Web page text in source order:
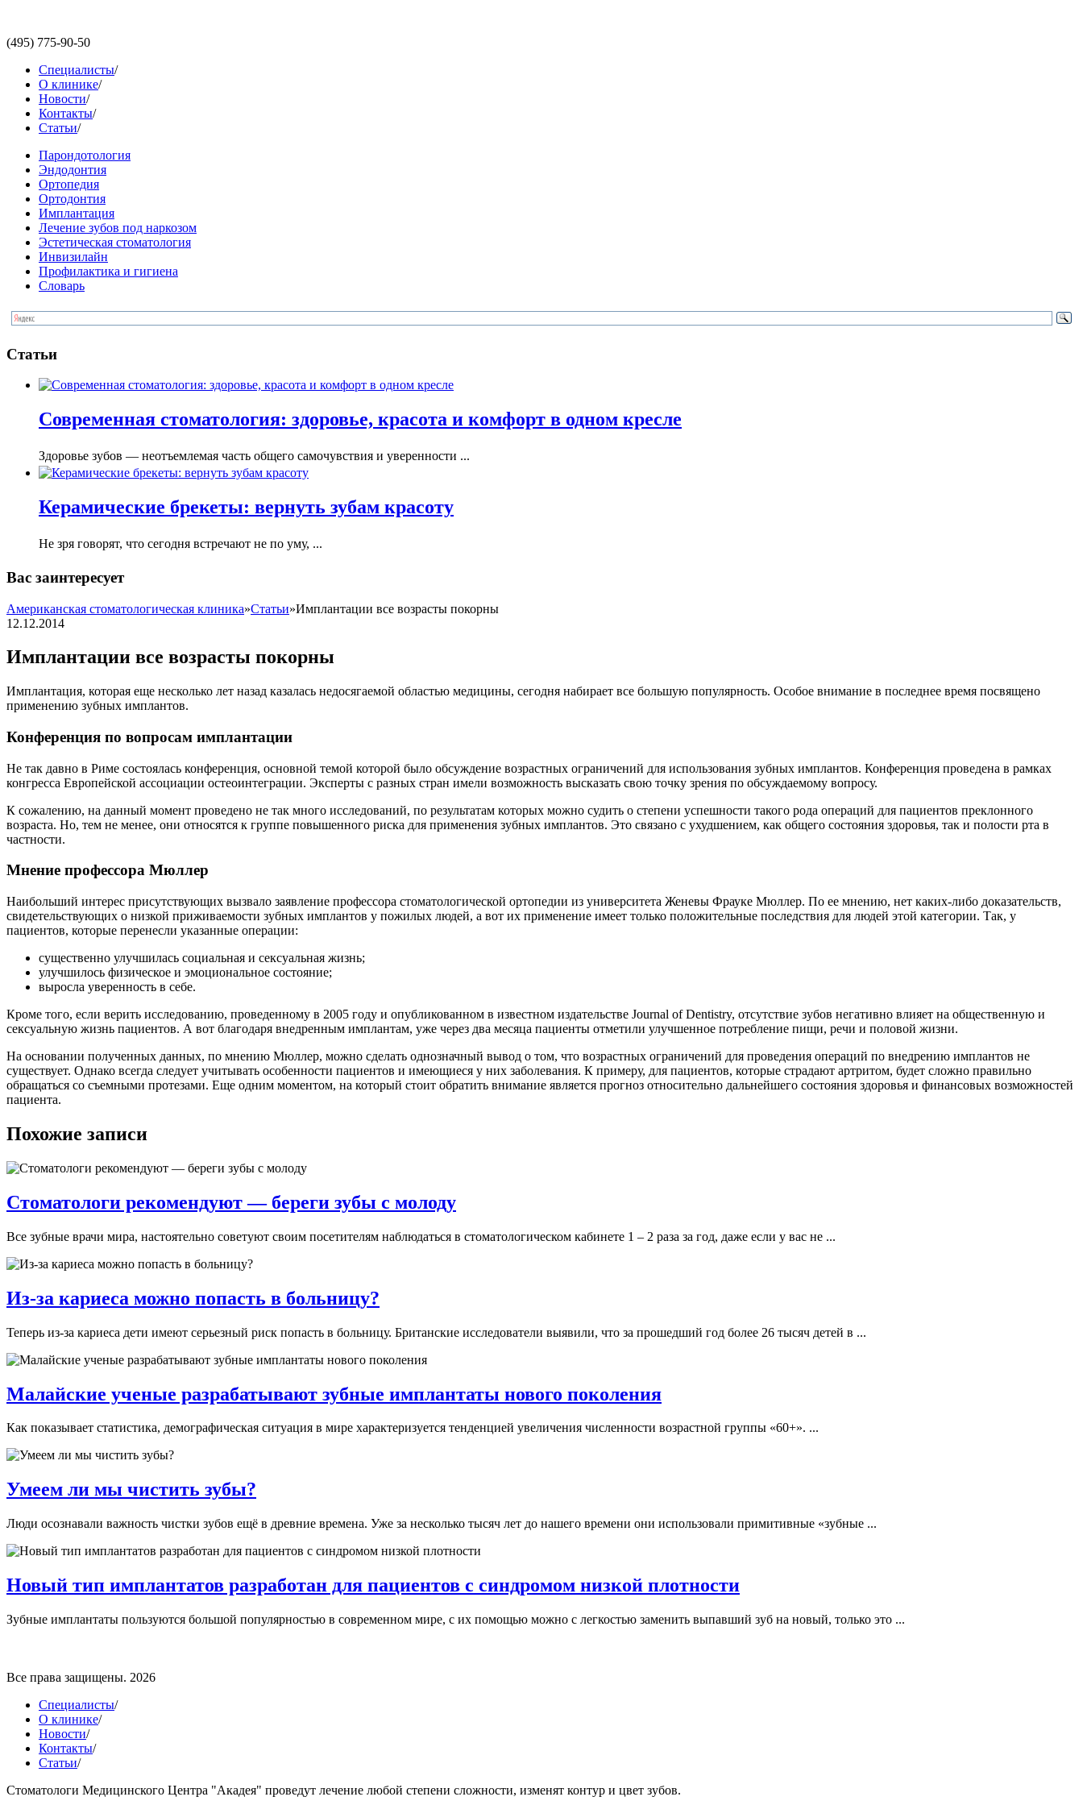
(495) 775-90-50
Специалисты/
О клинике/
Новости/
Контакты/
Статьи/
Парондотология
Эндодонтия
Ортопедия
Ортодонтия
Имплантация
Лечение зубов под наркозом
Эстетическая стоматология
Инвизилайн
Профилактика и гигиена
Словарь
Статьи
Современная стоматология: здоровье, красота и комфорт в одном кресле
Здоровье зубов — неотъемлемая часть общего самочувствия и уверенности ...
Керамические брекеты: вернуть зубам красоту
Не зря говорят, что сегодня встречают не по уму, ...
Вас заинтересует
Американская стоматологическая клиника»Статьи»Имплантации все возрасты покорны
12.12.2014
Имплантации все возрасты покорны
Имплантация, которая еще несколько лет назад казалась недосягаемой областью медицины, сегодня набирает все большую популярность. Особое внимание в последнее время посвящено
применению зубных имплантов.
Конференция по вопросам имплантации
Не так давно в Риме состоялась конференция, основной темой которой было обсуждение возрастных ограничений для использования зубных имплантов. Конференция проведена в рамках
конгресса Европейской ассоциации остеоинтеграции. Эксперты с разных стран имели возможность высказать свою точку зрения по обсуждаемому вопросу.
К сожалению, на данный момент проведено не так много исследований, по результатам которых можно судить о степени успешности такого рода операций для пациентов преклонного
возраста. Но, тем не менее, они относятся к группе повышенного риска для применения зубных имплантов. Это связано с ухудшением, как общего состояния здоровья, так и полости рта в
частности.
Мнение профессора Мюллер
Наибольший интерес присутствующих вызвало заявление профессора стоматологической ортопедии из университета Женевы Фрауке Мюллер. По ее мнению, нет каких-либо доказательств,
свидетельствующих о низкой приживаемости зубных имплантов у пожилых людей, а вот их применение имеет только положительные последствия для людей этой категории. Так, у
пациентов, которые перенесли указанные операции:
существенно улучшилась социальная и сексуальная жизнь;
улучшилось физическое и эмоциональное состояние;
выросла уверенность в себе.
Кроме того, если верить исследованию, проведенному в 2005 году и опубликованном в известном издательстве Journal of Dentistry, отсутствие зубов негативно влияет на общественную и
сексуальную жизнь пациентов. А вот благодаря внедренным имплантам, уже через два месяца пациенты отметили улучшенное потребление пищи, речи и половой жизни.
На основании полученных данных, по мнению Мюллер, можно сделать однозначный вывод о том, что возрастных ограничений для проведения операций по внедрению имплантов не
существует. Однако всегда следует учитывать особенности пациентов и имеющиеся у них заболевания. К примеру, для пациентов, которые страдают артритом, будет сложно правильно
обращаться со съемными протезами. Еще одним моментом, на который стоит обратить внимание является прогноз относительно дальнейшего состояния здоровья и финансовых возможностей
пациента.
Похожие записи
Стоматологи рекомендуют — береги зубы с молоду
Все зубные врачи мира, настоятельно советуют своим посетителям наблюдаться в стоматологическом кабинете 1 – 2 раза за год, даже если у вас не ...
Из-за кариеса можно попасть в больницу?
Теперь из-за кариеса дети имеют серьезный риск попасть в больницу. Британские исследователи выявили, что за прошедший год более 26 тысяч детей в ...
Малайские ученые разрабатывают зубные имплантаты нового поколения
Как показывает статистика, демографическая ситуация в мире характеризуется тенденцией увеличения численности возрастной группы «60+». ...
Умеем ли мы чистить зубы?
Люди осознавали важность чистки зубов ещё в древние времена. Уже за несколько тысяч лет до нашего времени они использовали примитивные «зубные ...
Новый тип имплантатов разработан для пациентов с синдромом низкой плотности
Зубные имплантаты пользуются большой популярностью в современном мире, с их помощью можно с легкостью заменить выпавший зуб на новый, только это ...
Все права защищены. 2026
Специалисты/
О клинике/
Новости/
Контакты/
Статьи/
Стоматологи Медицинского Центра "Акадея" проведут лечение любой степени сложности, изменят контур и цвет зубов.